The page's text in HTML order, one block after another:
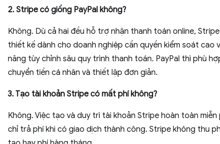
2. Stripe có giống PayPal không?
Không. Dù cả hai đều hỗ trợ nhận thanh toán online,
thiết kế dành cho doanh nghiệp cần quyền kiểm soát cao
năng tùy chỉnh sâu quy trình thanh toán. PayPal thì phù
chuyển tiền cá nhân và thiết lập đơn giản.
3. Tạo tài khoản Stripe có mất phí không?
Không. Việc tạo và duy trì tài khoản Stripe hoàn toàn miễn
chỉ trả phí khi có giao dịch thành công. Stripe không thu